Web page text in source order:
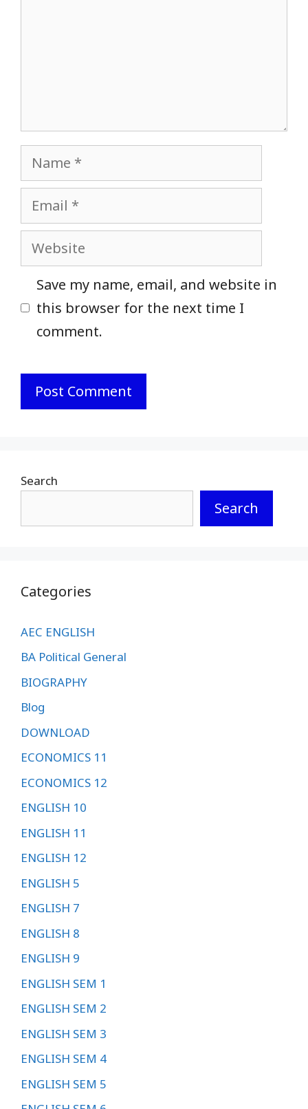
Name
Email
Website
Save my name, email, and website in
this browser for the next time I
comment.
Search
Search
Categories
AEC ENGLISH
BA Political General
BIOGRAPHY
Blog
DOWNLOAD
ECONOMICS 11
ECONOMICS 12
ENGLISH 10
ENGLISH 11
ENGLISH 12
ENGLISH 5
ENGLISH 7
ENGLISH 8
ENGLISH 9
ENGLISH SEM 1
ENGLISH SEM 2
ENGLISH SEM 3
ENGLISH SEM 4
ENGLISH SEM 5